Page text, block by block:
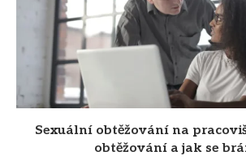
Sexuální obtěžování na
obtěžování a jak se